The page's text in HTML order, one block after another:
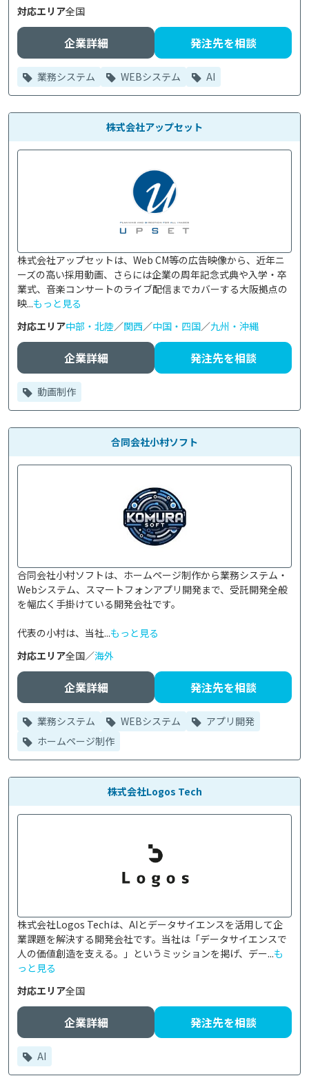
対応エリア全国
企業詳細 発注先を相談
業務システム WEBシステム AI
株式会社アップセット
株式会社アップセットは、Web CM等の広告映像から、近年ニ
ーズの高い採用動画、さらには企業の周年記念式典や入学・卒
業式、音楽コンサートのライブ配信までカバーする大阪拠点の
映...もっと見る
対応エリア中部・北陸／関西／中国・四国／九州・沖縄
企業詳細 発注先を相談
動画制作
合同会社小村ソフト
合同会社小村ソフトは、ホームページ制作から業務システム・
Webシステム、スマートフォンアプリ開発まで、受託開発全般
を幅広く手掛けている開発会社です。
代表の小村は、当社...もっと見る
対応エリア全国／海外
企業詳細 発注先を相談
業務システム WEBシステム
アプリ開発
ホームページ制作
株式会社Logos Tech
株式会社Logos Techは、AIとデータサイエンスを活用して企
業課題を解決する開発会社です。当社は「データサイエンスで
人の価値創造を支える。」というミッションを掲げ、デー...も
っと見る
対応エリア全国
企業詳細 発注先を相談
AI